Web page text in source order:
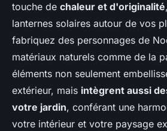
touche de chaleur et d'originalité
lanternes solaires autour de vos
fabriquez des personnages de
matériaux naturels comme de la
éléments non seulement
extérieur, mais intègrent aussi
votre jardin, conférant une
votre intérieur et votre paysage